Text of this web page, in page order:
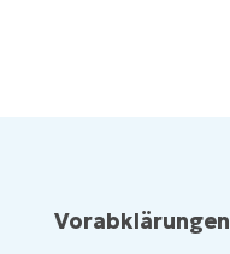
Vorabklärungen